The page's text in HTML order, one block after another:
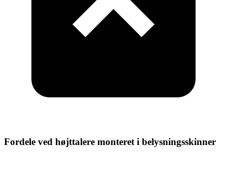
Fordele ved højttalere monteret i belysningsskinner